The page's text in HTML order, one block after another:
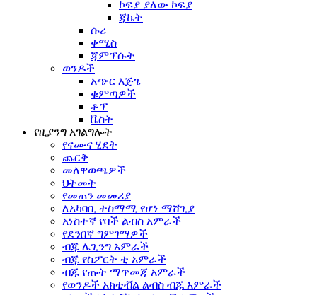
ኮፍያ ያለው ኮፍያ
ጃኬት
ሱሪ
ቀሚስ
ጃምፕሱት
ወንዶች
አጭር እጅጌ
ቁምጣዎች
ቶፕ
ቬስት
የዚያንግ አገልግሎት
የናሙና ሂደት
ጨርቅ
መለዋወጫዎች
ህትመት
የመጠን መመሪያ
ለአካባቢ ተስማሚ የሆነ ማሸጊያ
አነስተኛ የባች ልብስ አምራች
የደንበኛ ግምገማዎች
ብጁ ሌጊንግ አምራች
ብጁ የስፖርት ቲ አምራች
ብጁ የጡት ማጥመጃ አምራች
የወንዶች አክቲቭል ልብስ ብጁ አምራች